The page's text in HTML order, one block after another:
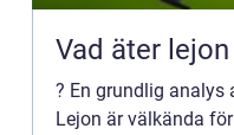
Vad äter lejon
? En grundlig analys
Lejon är välkända